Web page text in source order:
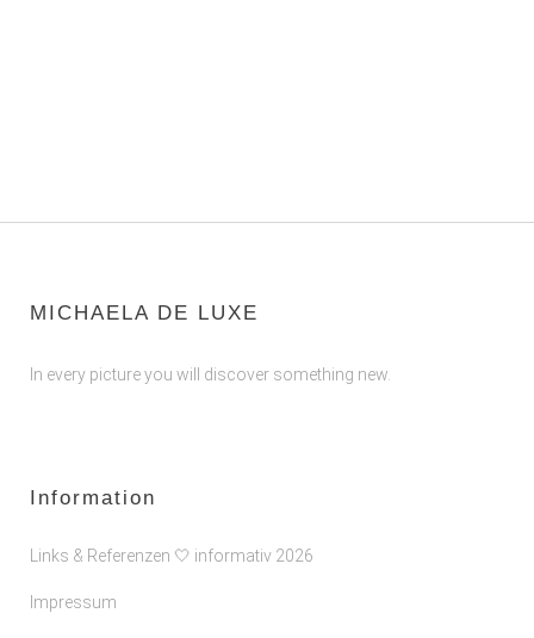
MICHAELA DE LUXE
In every picture you will discover something new.
Information
Links & Referenzen 🤍 informativ 2026
Impressum